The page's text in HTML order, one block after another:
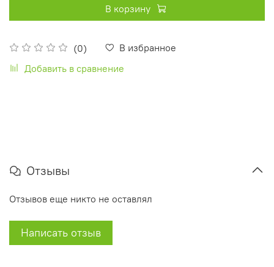
(0)
В избранное
Добавить в сравнение
В корзину
Отзывы
Отзывов еще никто не оставлял
Написать отзыв